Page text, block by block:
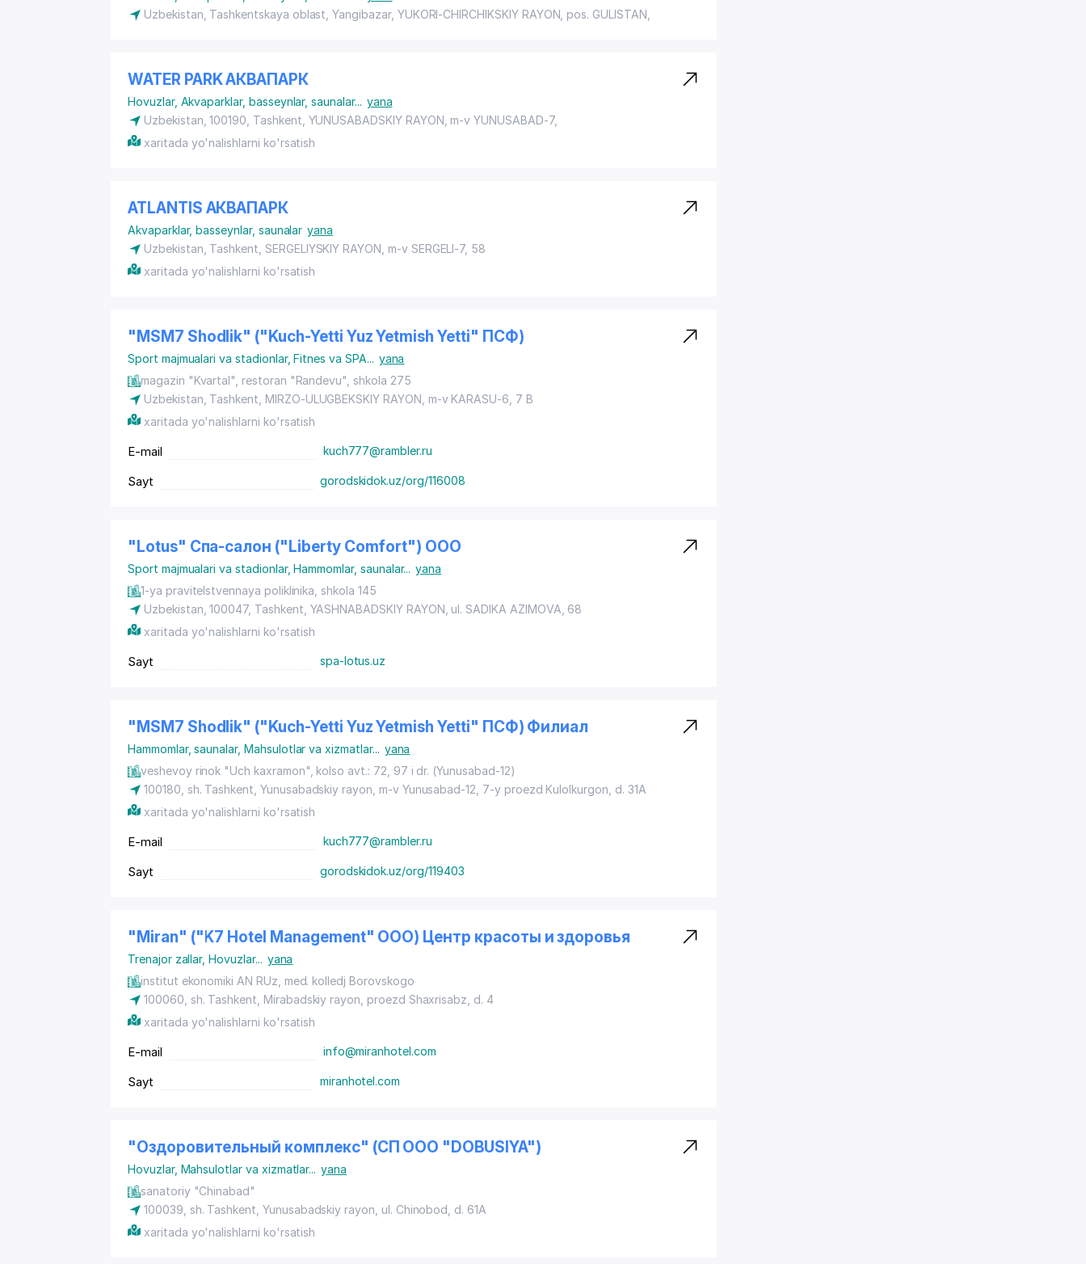
Uzbekistan, Tashkentskaya oblast, Yangibazar, YUKORI-CHIRCHIKSKIY RAYON pos. GULISTAN
WATER PARK АКВАПАРК
Hovuzlar, Akvaparklar, basseynlar, saunalar... yana
Uzbekistan, 100190, Tashkent, YUNUSABADSKIY RAYON , m-v YUNUSABAD-7,
xaritada yo'nalishlarni ko'rsatish
ATLANTIS АКВАПАРК
Akvaparklar, basseynlar, saunalar yana
Uzbekistan, Tashkent, SERGELIYSKIY RAYON m-v SERGELI-7, 58
xaritada yo'nalishlarni ko'rsatish
"MSM7 Shodlik" ("Kuch-Yetti Yuz Yetmish Yetti" ПСФ)
Sport majmualari va stadionlar,Fitnes va SPA... yana
magazin "Kvartal", restoran "Randevu", shkola 275
Uzbekistan, Tashkent MIRZO-ULUGBEKSKIY RAYON , m-v KARASU-6, 7 B
xaritada yo'nalishlarni ko'rsatish
E-mail kuch777@rambler.ru
Sayt gorodskidok.uz/org/116008
"Lotus" Спа-салон ("Liberty Comfort") OOO
Sport majmualari va stadionlar,Hammomlar, saunalar... yana
1-ya pravitelstvennaya poliklinika, shkola 145
Uzbekistan, 100047, Tashkent YASHNABADSKIY RAYON , ul. SADIKA AZIMOVA, 68
xaritada yo'nalishlarni ko'rsatish
Sayt spa-lotus.uz
"MSM7 Shodlik" ("Kuch-Yetti Yuz Yetmish Yetti" ПСФ) Филиал
Hammomlar, saunalar, Mahsulotlar va xizmatlar... yana
veshevoy rinok "Uch kaxramon", kolso avt.: 72, 97 i dr. (Yunusabad-12)
100180, sh. Tashkent Yunusabadskiy rayon , m-v Yunusabad-12, 7-y proezd Kulolkurgon , d. 31A
xaritada yo'nalishlarni ko'rsatish
E-mail kuch777@rambler.ru
Sayt gorodskidok.uz/org/119403
"Miran" ("K7 Hotel Management" ООО) Центр красоты и здоровья
Trenajor zallar,Hovuzlar... yana
institut ekonomiki AN RUz, med. kolledj Borovskogo
100060, sh. Tashkent Mirabadskiy rayon proezd Shaxrisabz , d. 4
xaritada yo'nalishlarni ko'rsatish
E-mail info@miranhotel.com
Sayt miranhotel.com
"Оздоровительный комплекс" (СП ООО "DOBUSIYA")
Hovuzlar, Mahsulotlar va xizmatlar... yana
sanatoriy "Chinabad"
100039, sh. Tashkent Yunusabadskiy rayon ul. Chinobod , d. 61A
xaritada yo'nalishlarni ko'rsatish